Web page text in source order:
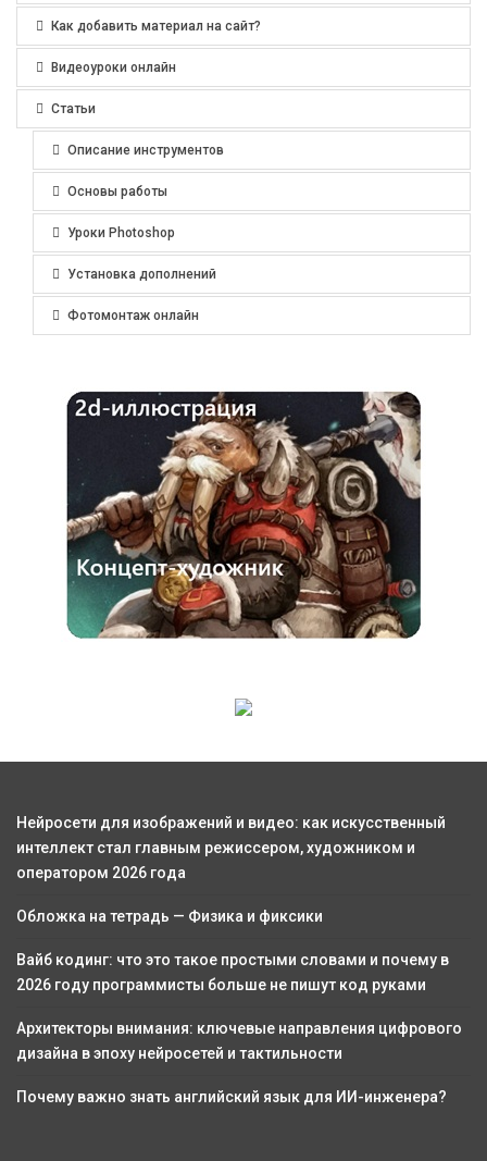
Как добавить материал на сайт?
Видеоуроки онлайн
Статьи
Описание инструментов
Основы работы
Уроки Photoshop
Установка дополнений
Фотомонтаж онлайн
Нейросети для изображений и видео: как искусственный
интеллект стал главным режиссером, художником и
оператором 2026 года
Обложка на тетрадь — Физика и фиксики
Вайб кодинг: что это такое простыми словами и почему в
2026 году программисты больше не пишут код руками
Архитекторы внимания: ключевые направления цифрового
дизайна в эпоху нейросетей и тактильности
Почему важно знать английский язык для ИИ-инженера?